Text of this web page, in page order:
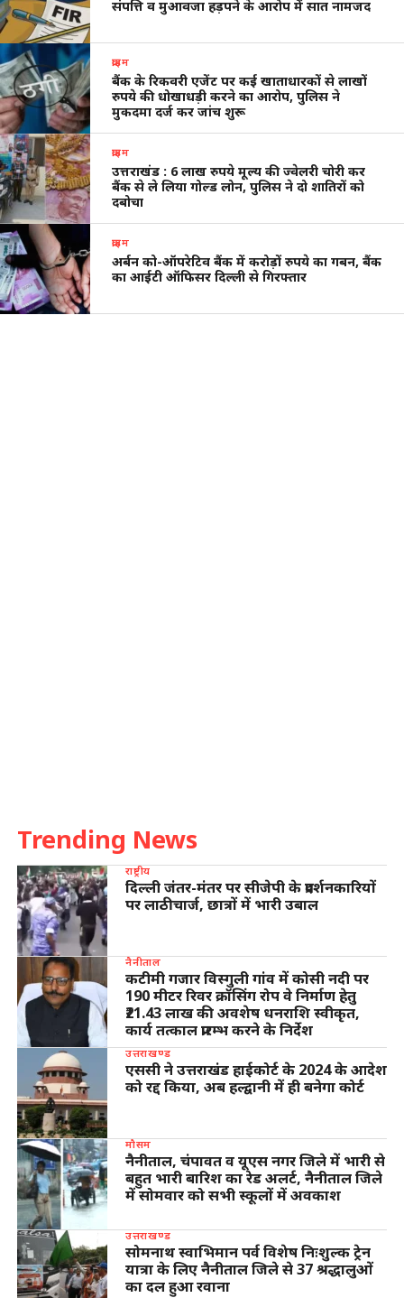
संपत्ति व मुआवजा हड़पने के आरोप में सात नामजद
क्राइम
बैंक के रिकवरी एजेंट पर कई खाताधारकों से लाखों
रुपये की धोखाधड़ी करने का आरोप, पुलिस ने
मुकदमा दर्ज कर जांच शुरू
क्राइम
उत्तराखंड : 6 लाख रुपये मूल्य की ज्वेलरी चोरी कर
बैंक से ले लिया गोल्ड लोन, पुलिस ने दो शातिरों को
दबोचा
क्राइम
अर्बन को-ऑपरेटिव बैंक में करोड़ों रुपये का गबन, बैंक
का आईटी ऑफिसर दिल्ली से गिरफ्तार
Trending News
राष्ट्रीय
दिल्ली जंतर-मंतर पर सीजेपी के प्रदर्शनकारियों
पर लाठीचार्ज, छात्रों में भारी उबाल
नैनीताल
कटीमी गजार विस्गुली गांव में कोसी नदी पर
190 मीटर रिवर क्रॉसिंग रोप वे निर्माण हेतु
₹21.43 लाख की अवशेष धनराशि स्वीकृत,
कार्य तत्काल प्रारम्भ करने के निर्देश
उत्तराखण्ड
एससी ने उत्तराखंड हाईकोर्ट के 2024 के आदेश
को रद्द किया, अब हल्द्वानी में ही बनेगा कोर्ट
मौसम
नैनीताल, चंपावत व यूएस नगर जिले में भारी से
बहुत भारी बारिश का रेड अलर्ट, नैनीताल जिले
में सोमवार को सभी स्कूलों में अवकाश
उत्तराखण्ड
सोमनाथ स्वाभिमान पर्व विशेष निःशुल्क ट्रेन
यात्रा के लिए नैनीताल जिले से 37 श्रद्धालुओं
का दल हुआ रवाना